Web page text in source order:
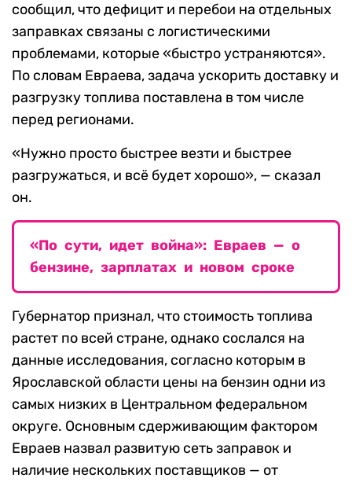
сообщил, что дефицит и перебои на отдельных
заправках связаны с логистическими
проблемами, которые «быстро устраняются».
По словам Евраева, задача ускорить доставку и
разгрузку топлива поставлена в том числе
перед регионами.
«Нужно просто быстрее везти и быстрее
разгружаться, и всё будет хорошо», — сказал
он.
«По сути, идет война»: Евраев — о
бензине, зарплатах и новом сроке
Губернатор признал, что стоимость топлива
растет по всей стране, однако сослался на
данные исследования, согласно которым в
Ярославской области цены на бензин одни из
самых низких в Центральном федеральном
округе. Основным сдерживающим фактором
Евраев назвал развитую сеть заправок и
наличие нескольких поставщиков — от